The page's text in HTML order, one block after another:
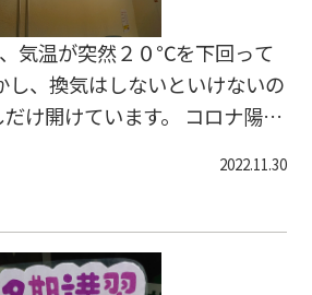
気温が突然２０℃を下回って
し、換気はしないといけないの
け開けています。 コロナ陽性
者の皆さまも、体調にはお気を
特に受験生は、これからの一
規則正しい生活を心がけましょ
2022.11.30